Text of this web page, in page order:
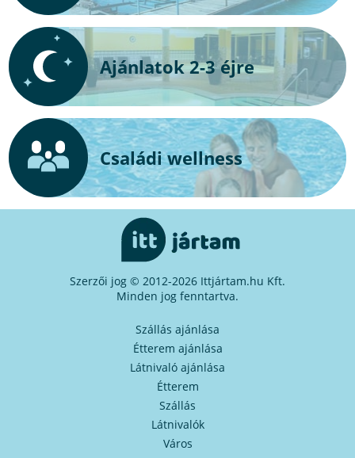
Ajánlatok 2-3 éjre
Családi wellness
Szerzői jog © 2012-2026 Ittjártam.hu Kft.
Minden jog fenntartva.
Szállás ajánlása
Étterem ajánlása
Látnivaló ajánlása
Étterem
Szállás
Látnivalók
Város